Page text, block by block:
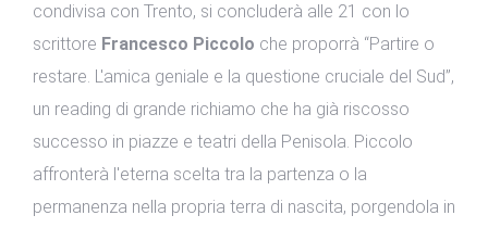
condivisa con Trento, si concluderà alle 21 con lo
scrittore Francesco Piccolo che proporrà “Partire o
restare. L'amica geniale e la questione cruciale del Sud”,
un reading di grande richiamo che ha già riscosso
successo in piazze e teatri della Penisola. Piccolo
affronterà l'eterna scelta tra la partenza o la
permanenza nella propria terra di nascita, porgendola in